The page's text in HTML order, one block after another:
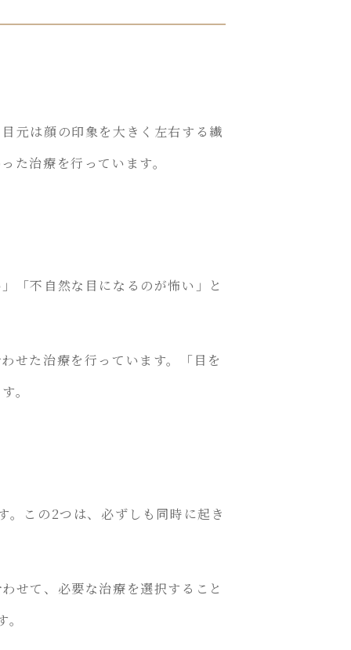
元は顔の印象を大きく左右する繊
た治療を行っています。
「不自然な目になるのが怖い」と
せた治療を行っています。「目を
。
この2つは、必ずしも同時に起き
せて、必要な治療を選択すること